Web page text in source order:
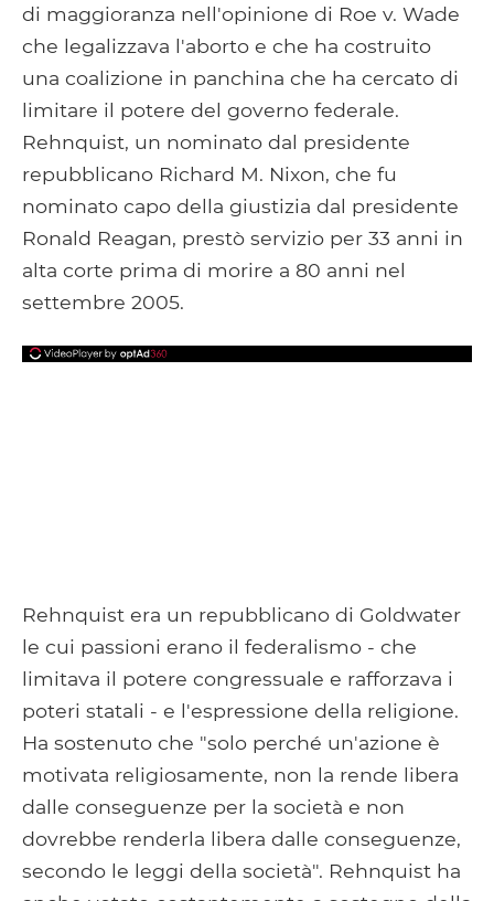
di maggioranza nell'opinione di Roe v. Wade
che legalizzava l'aborto e che ha costruito
una coalizione in panchina che ha cercato di
limitare il potere del governo federale.
Rehnquist, un nominato dal presidente
repubblicano Richard M. Nixon, che fu
nominato capo della giustizia dal presidente
Ronald Reagan, prestò servizio per 33 anni in
alta corte prima di morire a 80 anni nel
settembre 2005.
Rehnquist era un repubblicano di Goldwater
le cui passioni erano il federalismo - che
limitava il potere congressuale e rafforzava i
poteri statali - e l'espressione della religione.
Ha sostenuto che "solo perché un'azione è
motivata religiosamente, non la rende libera
dalle conseguenze per la società e non
dovrebbe renderla libera dalle conseguenze,
secondo le leggi della società". Rehnquist ha